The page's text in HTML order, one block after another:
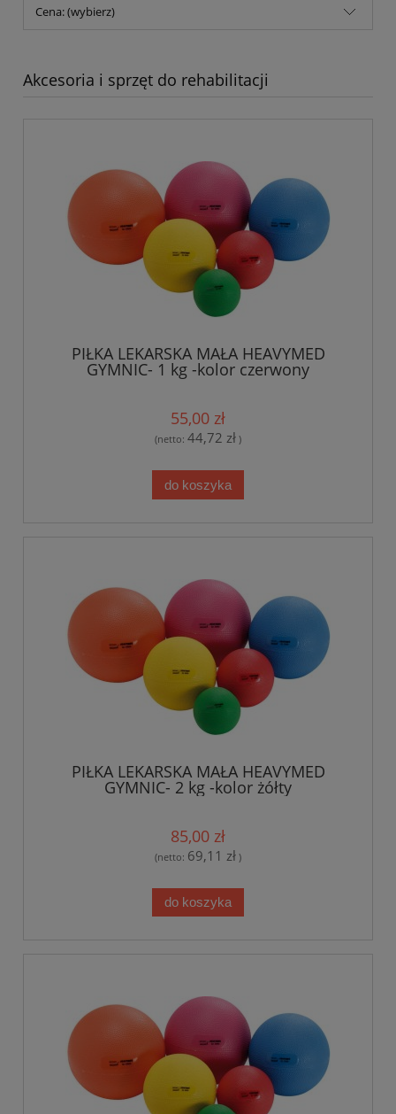
Cena: (wybierz)
Akcesoria i sprzęt do rehabilitacji
PIŁKA LEKARSKA MAŁA HEAVYMED
GYMNIC- 1 kg -kolor czerwony
55,00 zł
(netto: 44,72 zł )
do koszyka
PIŁKA LEKARSKA MAŁA HEAVYMED
GYMNIC- 2 kg -kolor żółty
85,00 zł
(netto: 69,11 zł )
do koszyka